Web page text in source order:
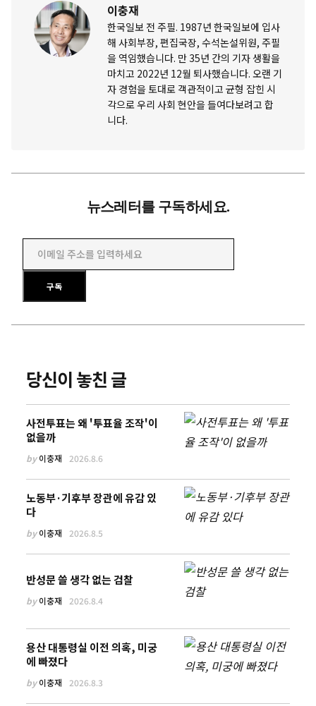
이충재
한국일보 전 주필. 1987년 한국일보에 입사
해 사회부장, 편집국장, 수석논설위원, 주필
을 역임했습니다. 만 35년 간의 기자 생활을
마치고 2022년 12월 퇴사했습니다. 오랜 기
자 경험을 토대로 객관적이고 균형 잡힌 시
각으로 우리 사회 현안을 들여다보려고 합
니다.
뉴스레터를 구독하세요.
이메일 주소를 입력하세요
구독
당신이 놓친 글
사전투표는 왜 '투표율 조작'이
없을까
by이충재 2026.8.6
노동부·기후부 장관에 유감 있
다
by이충재 2026.8.5
반성문 쓸 생각 없는 검찰
by이충재 2026.8.4
용산 대통령실 이전 의혹, 미궁
에 빠졌다
by이충재 2026.8.3